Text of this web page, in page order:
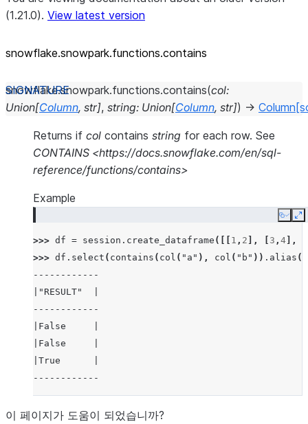
(1.21.0). View latest version
snowflake.snowpark.functions.contains
snowflake.snowpark.functions.contains(col:
Union[Column, str], string: Union[Column, str]) → Column
Returns if col contains string for each row. See
CONTAINS <https://docs.snowflake.com/en/sql-
reference/functions/contains>
Example
Copy
>>> df = session . create_dataframe ([[ 1 , 2 ], 3 , 4 ],
>>> df . select ( contains ( col ( "a" ), col ( "b" )) . alias (
------------
|"RESULT"  |
------------
|False     |
|False     |
|True      |
------------
이 페이지가 도움이 되었습니까?